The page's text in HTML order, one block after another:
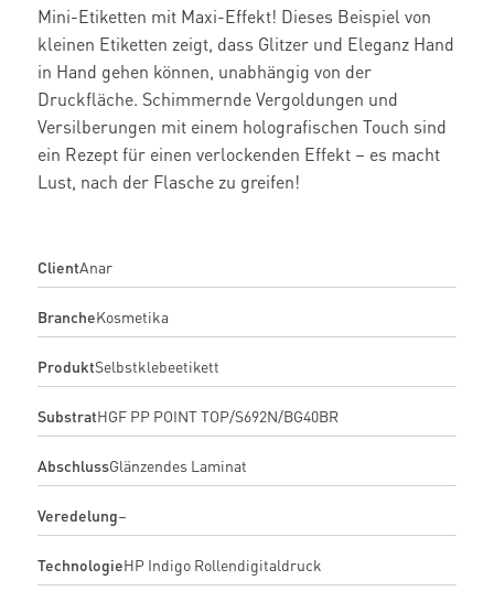
Mini-Etiketten mit Maxi-Effekt! Dieses Beispiel von
kleinen Etiketten zeigt, dass Glitzer und Eleganz Hand
in Hand gehen können, unabhängig von der
Druckfläche. Schimmernde Vergoldungen und
Versilberungen mit einem holografischen Touch sind
ein Rezept für einen verlockenden Effekt – es macht
Lust, nach der Flasche zu greifen!
ClientAnar
BrancheKosmetika
ProduktSelbstklebeetikett
SubstratHGF PP POINT TOP/S692N/BG40BR
AbschlussGlänzendes Laminat
Veredelung–
TechnologieHP Indigo Rollendigitaldruck